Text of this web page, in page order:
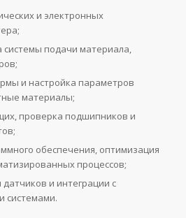
и электронных
системы подачи материала,
и настройка параметров
материалы;
проверка подшипников и
обеспечения, оптимизация
процессов;
датчиков и интеграции с
системами.